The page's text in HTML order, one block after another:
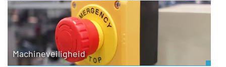
Machineveiligheid